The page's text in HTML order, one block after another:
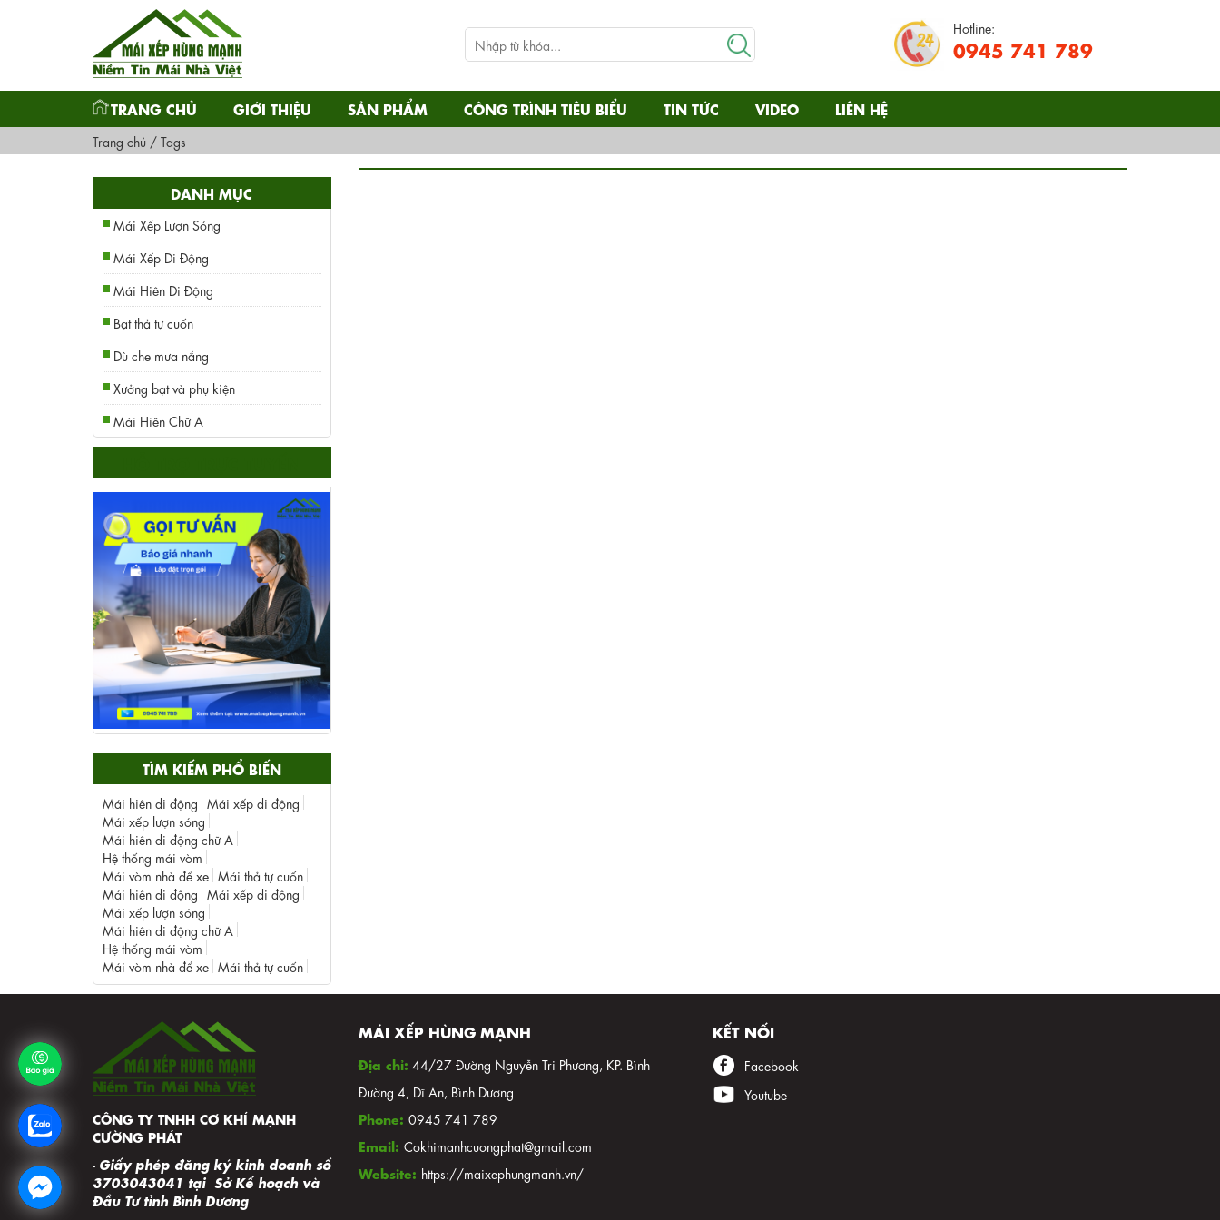
Hotline:
0945 741 789
TRANG CHỦ GIỚI THIỆU SẢN PHẨM CÔNG TRÌNH TIÊU BIỂU TIN TỨC VIDEO LIÊN HỆ
Trang chủ / Tags
DANH MỤC
Mái Xếp Lượn Sóng
Mái Xếp Di Động
Mái Hiên Di Động
Bạt thả tự cuốn
Dù che mưa nắng
Xưởng bạt và phụ kiện
Mái Hiên Chữ A
TÌM KIẾM PHỔ BIẾN
Mái hiên di động
Mái xếp di động
Mái xếp lượn sóng
Mái hiên di động chữ A
Hệ thống mái vòm
Mái vòm nhà để xe
Mái thả tự cuốn
Mái hiên di động
Mái xếp di động
Mái xếp lượn sóng
Mái hiên di động chữ A
Hệ thống mái vòm
Mái vòm nhà để xe
Mái thả tự cuốn
CÔNG TY TNHH CƠ KHÍ MẠNH
CƯỜNG PHÁT
- Giấy phép đăng ký kinh doanh số
3703043041 tại Sở Kế hoạch và
Đầu Tư tỉnh Bình Dương
MÁI XẾP HÙNG MẠNH
Địa chỉ: 44/27 Đường Nguyễn Tri Phương, KP. Bình
Đường 4, Dĩ An, Bình Dương
Phone: 0945 741 789
Email: Cokhimanhcuongphat@gmail.com
Website: https://maixephungmanh.vn/
KẾT NỐI
Facebook
Youtube